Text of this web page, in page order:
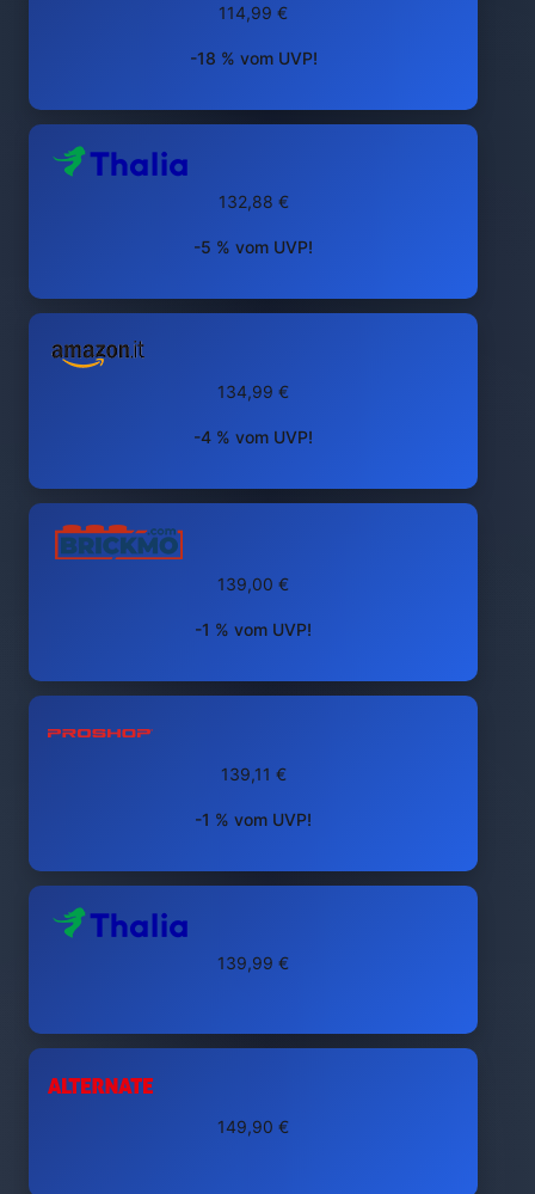
114,99 €
-18 % vom UVP!
132,88 €
-5 % vom UVP!
134,99 €
-4 % vom UVP!
139,00 €
-1 % vom UVP!
139,11 €
-1 % vom UVP!
139,99 €
149,90 €